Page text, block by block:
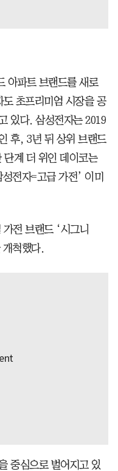
아파트 브랜드를 새로
초프리미엄 시장을 공
있다. 삼성전자는 2019
후, 3년 뒤 상위 브랜드
단계 더 위인 데이코는
전자=고급 가전’ 이미
전 브랜드 ‘시그니
개척했다.
중심으로 벌어지고 있